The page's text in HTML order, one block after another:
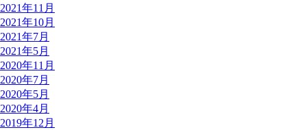
2021年11月
2021年10月
2021年7月
2021年5月
2020年11月
2020年7月
2020年5月
2020年4月
2019年12月